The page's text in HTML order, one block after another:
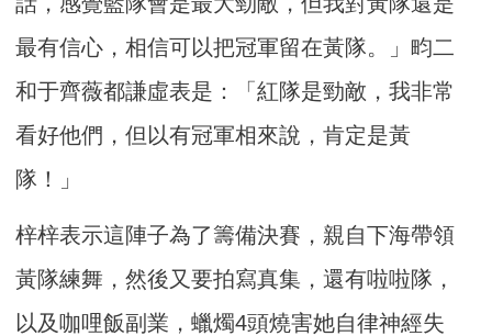
最有信心，相信可以把冠軍留在黃隊。」畇二
和于齊薇都謙虛表是：「紅隊是勁敵，我非常
看好他們，但以有冠軍相來說，肯定是黃
隊！」
梓梓表示這陣子為了籌備決賽，親自下海帶領
黃隊練舞，然後又要拍寫真集，還有啦啦隊，
以及咖哩飯副業，蠟燭4頭燒害她自律神經失